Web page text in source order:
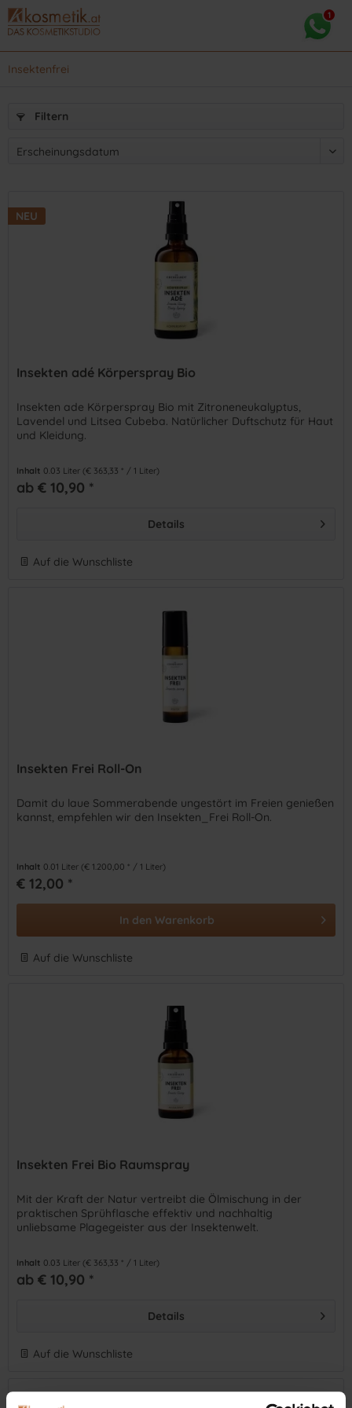
Insektenfrei
Filtern
NEU
Insekten adé Körperspray Bio
Insekten ade Körperspray Bio mit Zitroneneukalyptus,
Lavendel und Litsea Cubeba. Natürlicher Duftschutz für Haut
und Kleidung.
Inhalt 0.03 Liter (€ 363,33 * / 1 Liter)
ab € 10,90 *
Details
Auf die Wunschliste
Insekten Frei Roll-On
Damit du laue Sommerabende ungestört im Freien genießen
kannst, empfehlen wir den Insekten_Frei Roll-On.
Inhalt 0.01 Liter (€ 1.200,00 * / 1 Liter)
€ 12,00 *
In den Warenkorb
Auf die Wunschliste
Insekten Frei Bio Raumspray
Mit der Kraft der Natur vertreibt die Ölmischung in der
praktischen Sprühflasche effektiv und nachhaltig
unliebsame Plagegeister aus der Insektenwelt.
Inhalt 0.03 Liter (€ 363,33 * / 1 Liter)
ab € 10,90 *
Details
Auf die Wunschliste